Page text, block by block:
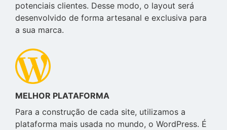
potenciais clientes. Desse modo, o layout será
desenvolvido de forma artesanal e exclusiva para
a sua marca.
MELHOR PLATAFORMA
Para a construção de cada site, utilizamos a
plataforma mais usada no mundo, o WordPress. É